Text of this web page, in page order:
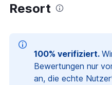
Resort
100% verifiziert.
Bewertungen nur
an, die echte